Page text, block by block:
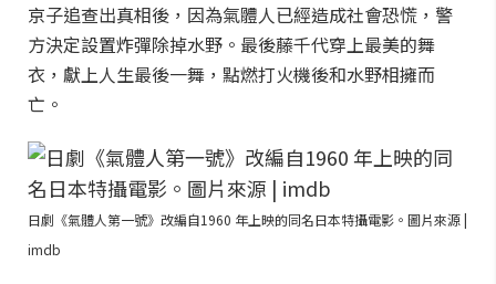
京子追查出真相後，因為氣體人已經造成社會恐慌，警
方決定設置炸彈除掉水野。最後藤千代穿上最美的舞
衣，獻上人生最後一舞，點燃打火機後和水野相擁而
亡。
日劇《氣體人第一號》改編自1960 年上映的同名日本特攝電影。圖片來源 |
imdb